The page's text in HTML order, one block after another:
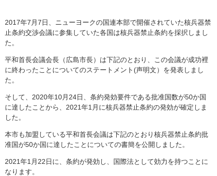
​2017年7月7日、ニューヨークの国連本部で開催されていた核兵器禁
止条約交渉会議に参集していた各国は核兵器禁止条約を採択しまし
た。
平和首長会議会長（広島市長）は下記のとおり、この会議が成功裡
に終わったことについてのステートメント(声明文）を発表しまし
た。
そして、2020年10月24日、条約発効要件である批准国数が50か国
に達したことから、2021年1月に核兵器禁止条約の発効が確定しま
した。
本市も加盟している平和首長会議は下記のとおり核兵器禁止条約批
准国が50か国に達したことについての書簡を公開しました。
2021年1月22日に、条約が発効し、国際法として効力を持つことに
なります。